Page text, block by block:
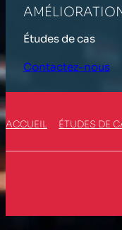
Études de cas
Contactez-nous
ACCUEIL ÉTUDES DE